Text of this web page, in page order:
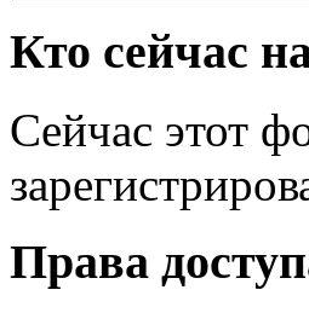
Кто сейчас
Сейчас этот
Права